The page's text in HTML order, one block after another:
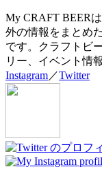
My CRAFT BEER
外の情報をまとめ
です。クラフトビ
リー、イベント情
Instagram／Twitter